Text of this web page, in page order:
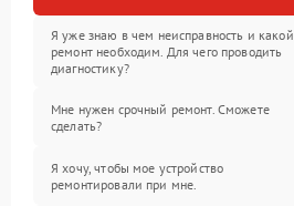
Я уже знаю в чем неисправность и какой
ремонт необходим. Для чего проводить
диагностику?
Мне нужен срочный ремонт. Сможете
сделать?
Я хочу, чтобы мое устройство
ремонтировали при мне.